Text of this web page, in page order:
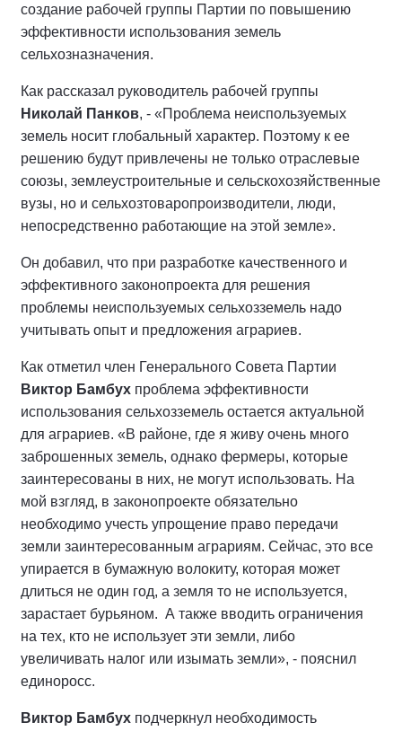
создание рабочей группы Партии по повышению
эффективности использования земель
сельхозназначения.
Как рассказал руководитель рабочей группы
Николай Панков, - «Проблема неиспользуемых
земель носит глобальный характер. Поэтому к ее
решению будут привлечены не только отраслевые
союзы, землеустроительные и сельскохозяйственные
вузы, но и сельхозтоваропроизводители, люди,
непосредственно работающие на этой земле».
Он добавил, что при разработке качественного и
эффективного законопроекта для решения
проблемы неиспользуемых сельхозземель надо
учитывать опыт и предложения аграриев.
Как отметил член Генерального Совета Партии
Виктор Бамбух проблема эффективности
использования сельхозземель остается актуальной
для аграриев. «В районе, где я живу очень много
заброшенных земель, однако фермеры, которые
заинтересованы в них, не могут использовать. На
мой взгляд, в законопроекте обязательно
необходимо учесть упрощение право передачи
земли заинтересованным аграриям. Сейчас, это все
упирается в бумажную волокиту, которая может
длиться не один год, а земля то не используется,
зарастает бурьяном. А также вводить ограничения
на тех, кто не использует эти земли, либо
увеличивать налог или изымать земли», - пояснил
единоросс.
Виктор Бамбух подчеркнул необходимость